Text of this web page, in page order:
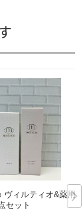
ヴィルティオ&薬用S
セット